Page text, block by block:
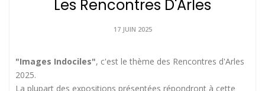
Les Rencontres D'Arles
17 JUIN 2025
"Images Indociles", c'est le thème des Rencontres d'Arles
2025.
La plupart des expositions présentées répondront à cette